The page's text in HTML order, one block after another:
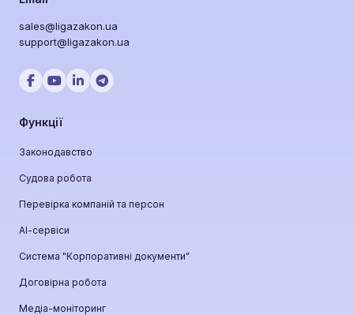
sales@ligazakon.ua
support@ligazakon.ua
Функції
Законодавство
Судова робота
Перевірка компаній та персон
АІ-сервіси
Система "Корпоративні документи"
Договірна робота
Медіа-моніторинг